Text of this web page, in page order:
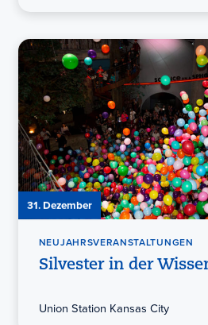
31. Dezember
NEUJAHRSVERANSTALTUNGEN
Silvester in der
Union Station Kansas City